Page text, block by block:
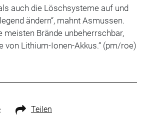
auch die Löschsysteme auf und
ändern“, mahnt Asmussen.
meisten Brände unbeherrschbar,
von Lithium-Ionen-Akkus.“ (pm/roe)
Teilen